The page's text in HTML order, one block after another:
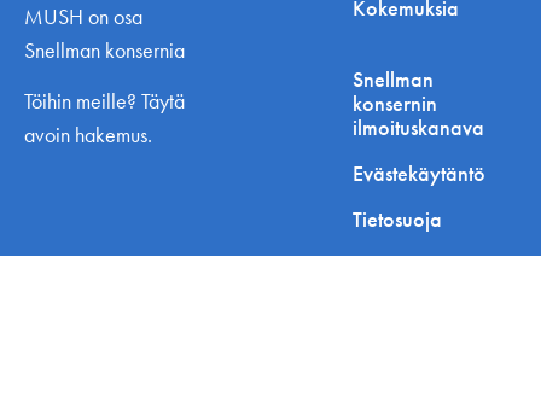
MUSH on osa
Snellman konsernia
Töihin meille? Täytä
avoin hakemus.
Kokemuksia
Snellman
konsernin
ilmoituskanava
Evästekäytäntö
Tietosuoja